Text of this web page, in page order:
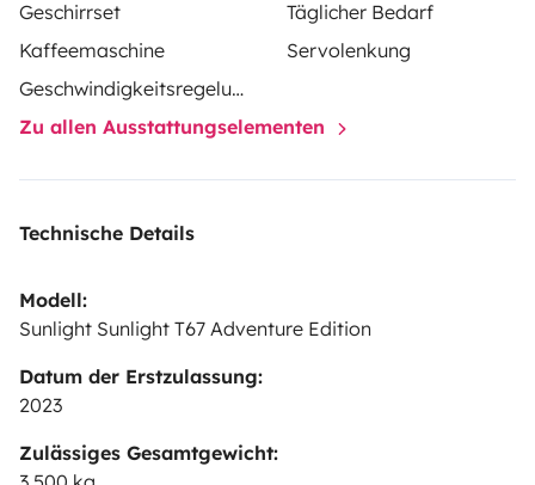
Geschirrset
Täglicher Bedarf
Kaffeemaschine
Servolenkung
Geschwindigkeitsregelung
Zu allen Ausstattungselementen
Technische Details
Modell:
Sunlight Sunlight T67 Adventure Edition
Datum der Erstzulassung:
2023
Zulässiges Gesamtgewicht: